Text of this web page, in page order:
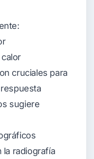
cruciales para
sugiere
la radiografía